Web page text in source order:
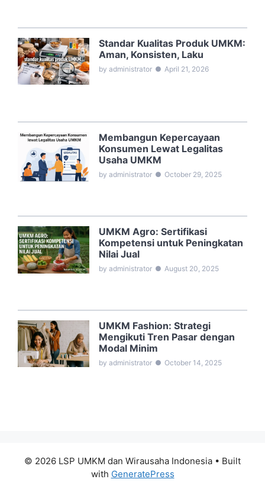
Standar Kualitas Produk UMKM:
Aman, Konsisten, Laku
by administrator ● April 21, 2026
Membangun Kepercayaan
Konsumen Lewat Legalitas
Usaha UMKM
by administrator ● October 29, 2025
UMKM Agro: Sertifikasi
Kompetensi untuk Peningkatan
Nilai Jual
by administrator ● August 20, 2025
UMKM Fashion: Strategi
Mengikuti Tren Pasar dengan
Modal Minim
by administrator ● October 14, 2025
© 2026 LSP UMKM dan Wirausaha Indonesia • Built
with GeneratePress